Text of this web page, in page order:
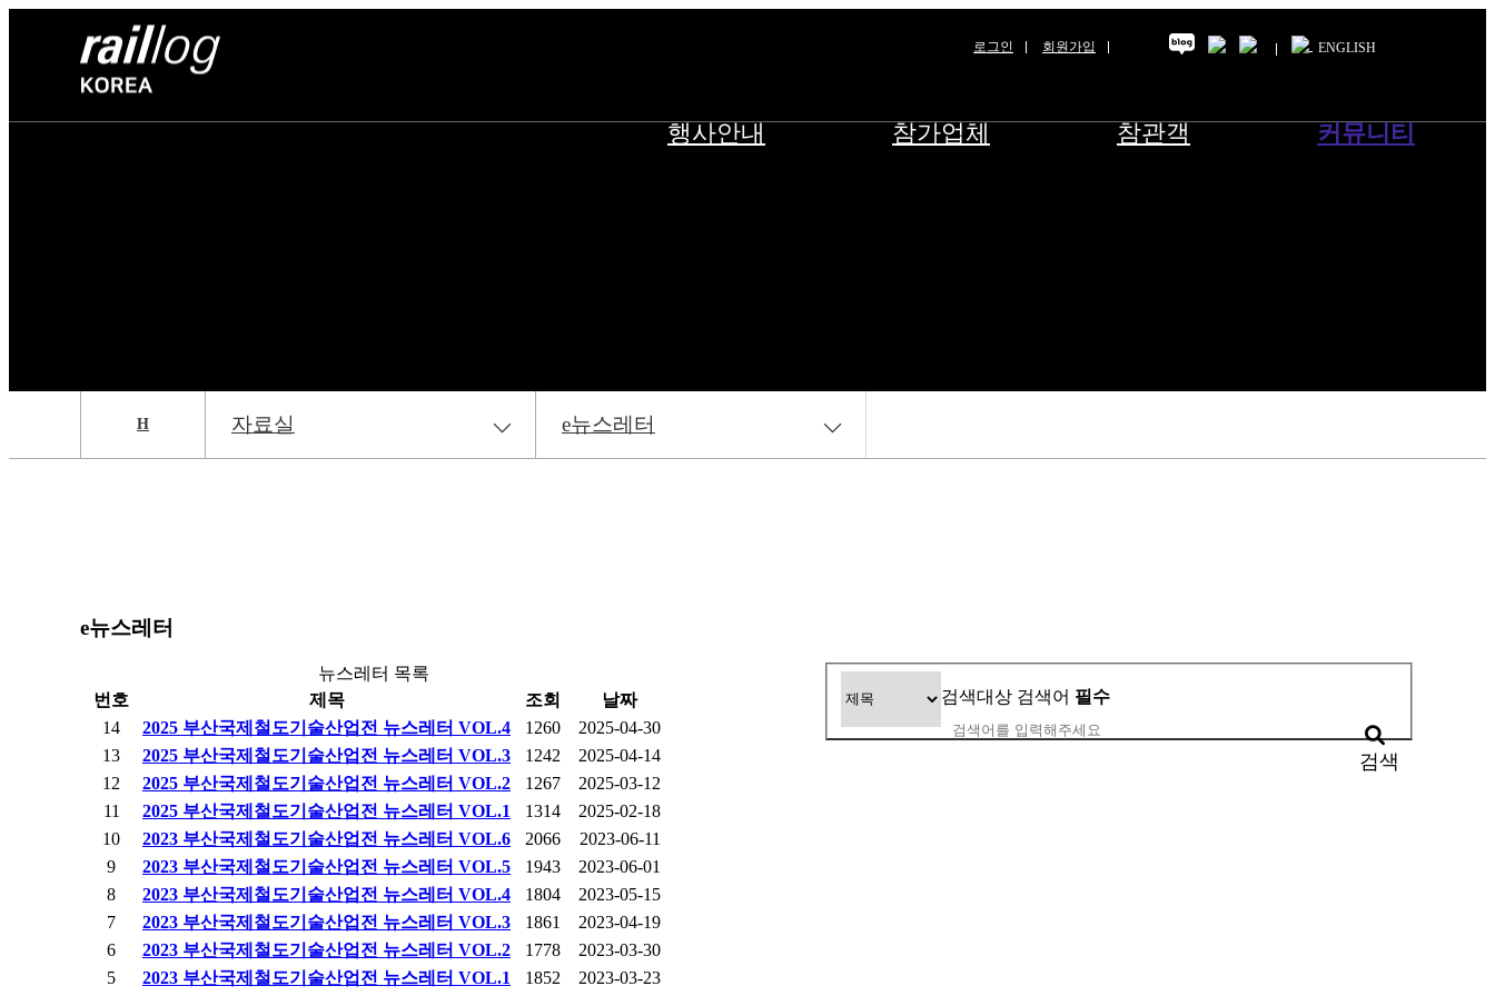
로그인 회원가입 ENGLISH
행사안내 참가업체 참관객 커뮤니티
H 자료실 e뉴스레터
e뉴스레터
검색대상 검색어 필수
검색
뉴스레터 목록
번호
제목 조회
날짜
14
2025 부산국제철도기술산업전 뉴스레터 VOL.4 1260
2025-04-30
13
2025 부산국제철도기술산업전 뉴스레터 VOL.3 1242
2025-04-14
12
2025 부산국제철도기술산업전 뉴스레터 VOL.2 1267
2025-03-12
11
2025 부산국제철도기술산업전 뉴스레터 VOL.1 1314
2025-02-18
10
2023 부산국제철도기술산업전 뉴스레터 VOL.6 2066
2023-06-11
9
2023 부산국제철도기술산업전 뉴스레터 VOL.5 1943
2023-06-01
8
2023 부산국제철도기술산업전 뉴스레터 VOL.4 1804
2023-05-15
7
2023 부산국제철도기술산업전 뉴스레터 VOL.3 1861
2023-04-19
6
2023 부산국제철도기술산업전 뉴스레터 VOL.2 1778
2023-03-30
5
2023 부산국제철도기술산업전 뉴스레터 VOL.1 1852 2023-03-23